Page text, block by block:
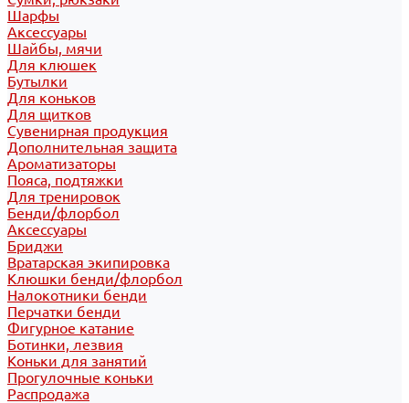
Шарфы
Аксессуары
Шайбы, мячи
Для клюшек
Бутылки
Для коньков
Для щитков
Сувенирная продукция
Дополнительная защита
Ароматизаторы
Пояса, подтяжки
Для тренировок
Бенди/флорбол
Аксессуары
Бриджи
Вратарская экипировка
Клюшки бенди/флорбол
Налокотники бенди
Перчатки бенди
Фигурное катание
Ботинки, лезвия
Коньки для занятий
Прогулочные коньки
Распродажа